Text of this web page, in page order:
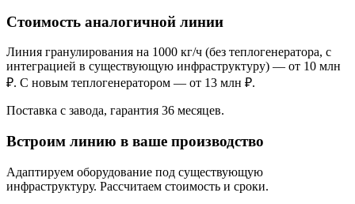
Стоимость аналогичной линии
Линия гранулирования на 1000 кг/ч (без теплогенератора, с
интеграцией в существующую инфраструктуру) — от 10 млн
₽. С новым теплогенератором — от 13 млн ₽.
Поставка с завода, гарантия 36 месяцев.
Встроим линию в ваше производство
Адаптируем оборудование под существующую
инфраструктуру. Рассчитаем стоимость и сроки.